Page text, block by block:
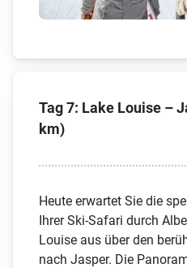
Tag 7: Lake Louise –
km)
Heute erwartet Sie die
Ihrer Ski-Safari durch
Louise aus über den
nach Jasper. Die